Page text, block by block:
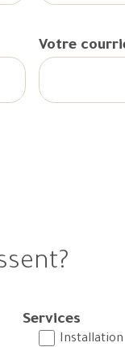
Votre
Services
Installation